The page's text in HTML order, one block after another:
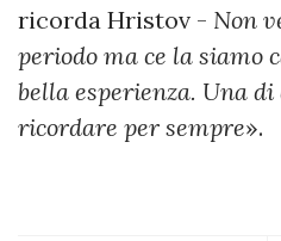
ricorda Hristov - Non
periodo ma ce la siamo
bella esperienza. Una
ricordare per sempre».